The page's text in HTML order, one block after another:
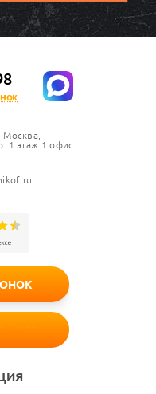
1 этаж 1 офис